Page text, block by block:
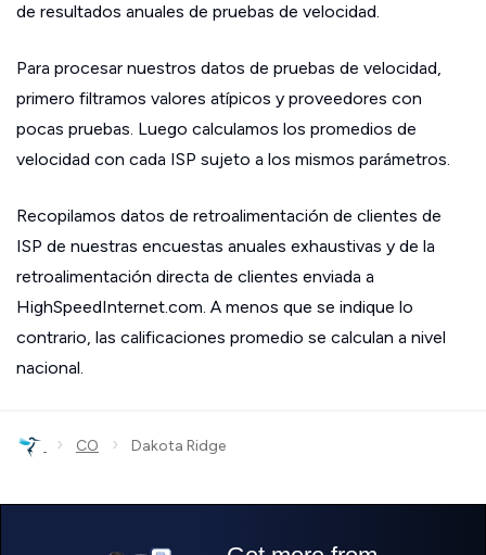
de resultados anuales de pruebas de velocidad.
Para procesar nuestros datos de pruebas de velocidad,
primero filtramos valores atípicos y proveedores con
pocas pruebas. Luego calculamos los promedios de
velocidad con cada ISP sujeto a los mismos parámetros.
Recopilamos datos de retroalimentación de clientes de
ISP de nuestras encuestas anuales exhaustivas y de la
retroalimentación directa de clientes enviada a
HighSpeedInternet.com. A menos que se indique lo
contrario, las calificaciones promedio se calculan a nivel
nacional.
› CO › Dakota Ridge